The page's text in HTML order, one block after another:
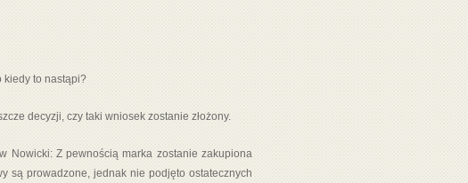
kiedy to nastąpi?
decyzji, czy taki wniosek zostanie złożony.
Nowicki: Z pewnością marka zostanie zakupiona
są prowadzone, jednak nie podjęto ostatecznych